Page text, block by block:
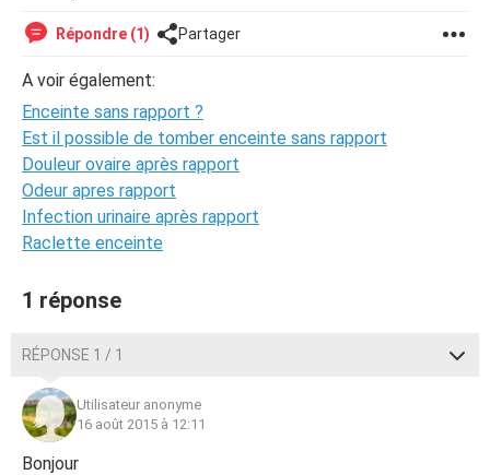
Répondre (1) Partager
A voir également:
Enceinte sans rapport ?
Est il possible de tomber enceinte sans rapport
Douleur ovaire après rapport
Odeur apres rapport
Infection urinaire après rapport
Raclette enceinte
1 réponse
RÉPONSE 1 / 1
Utilisateur anonyme
16 août 2015 à 12:11
Bonjour